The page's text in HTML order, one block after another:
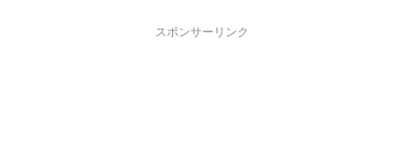
スポンサーリンク